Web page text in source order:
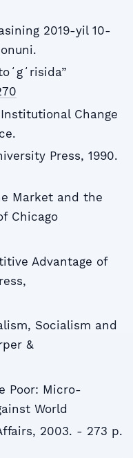
2019-yil 10-
Change
Press, 1990.
Market and the
Chicago
Advantage of
Socialism and
&
Poor: Micro-
World
2003. - 273 p.